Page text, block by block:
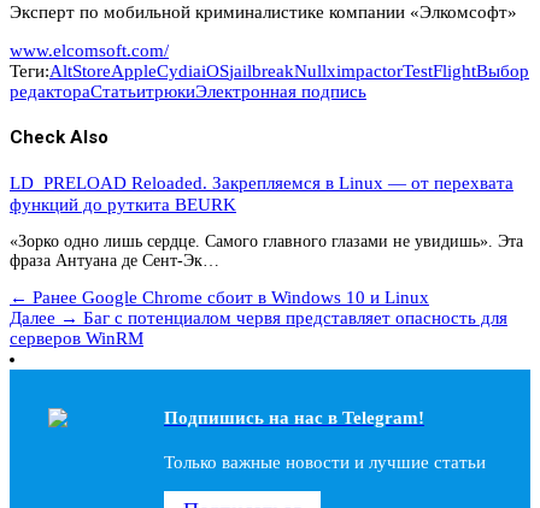
Эксперт по мобильной криминалистике компании «Элкомсофт»
www.elcomsoft.com/
Теги:AltStoreAppleCydiaiOSjailbreakNullximpactorTestFlightВыбор
редактораСтатьитрюкиЭлектронная подпись
Check Also
LD_PRELOAD Reloaded. Закрепляемся в Linux — от перехвата
функций до руткита BEURK
«Зорко одно лишь сердце. Самого главного глазами не увидишь». Эта
фраза Антуана де Сент-Эк…
← Ранее Google Chrome сбоит в Windows 10 и Linux
Далее → Баг с потенциалом червя представляет опасность для
серверов WinRM
Подпишись на наc в Telegram!
Только важные новости и лучшие статьи